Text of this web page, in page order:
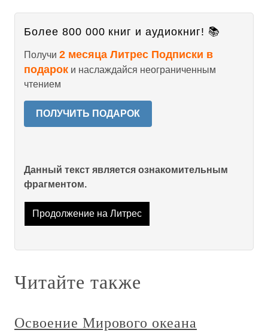
Более 800 000 книг и аудиокниг! 📚
Получи 2 месяца Литрес Подписки в
подарок и наслаждайся неограниченным
чтением
ПОЛУЧИТЬ ПОДАРОК
Данный текст является ознакомительным
фрагментом.
Продолжение на Литрес
Читайте также
Освоение Мирового океана